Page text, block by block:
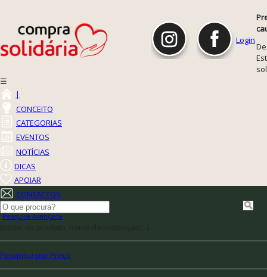
Login
☰
|
CONCEITO
CATEGORIAS
EVENTOS
NOTÍCIAS
DICAS
APOIAR
CONTACTOS
Pesquisa Avançada
Pesquisa por Preço